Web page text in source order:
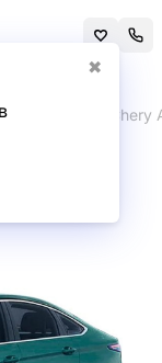
✖
Chery